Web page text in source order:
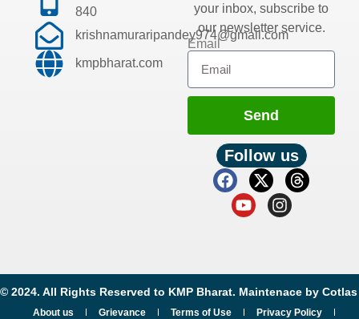
840
krishnamuraripandey974@gmail.com
kmpbharat.com
your inbox, subscribe to
our newsletter service.
Email
Send
Follow us
© 2024. All Rights Reserved to KMP Bharat. Maintenace by Cotlas
About us Grievance Terms of Use Privacy Policy